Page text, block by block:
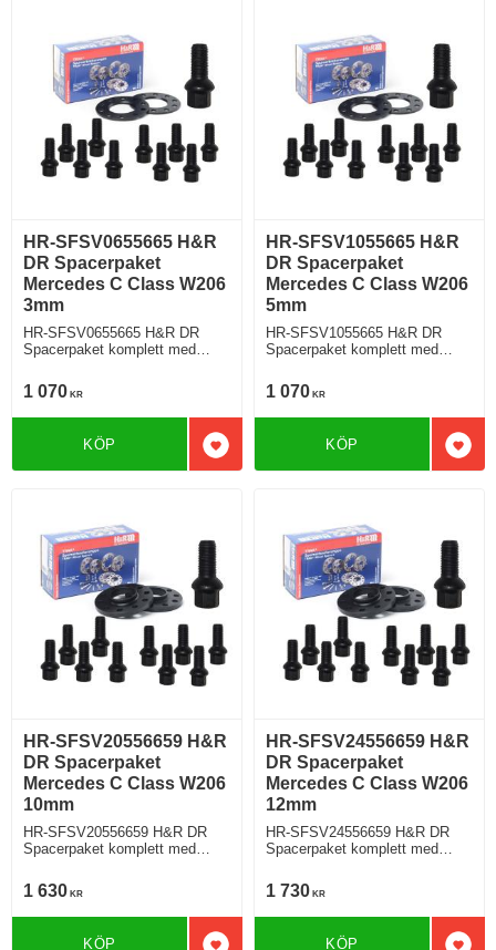
HR-SFSV0655665 H&R
DR Spacerpaket
Mercedes C Class W206
3mm
HR-SFSV0655665 H&R DR
Spacerpaket komplett med
Class W206 Tjocklek spacer
3mm
1 070 KR
Lägg till i favoriter
KÖP
HR-SFSV1055665 H&R
DR Spacerpaket
Mercedes C Class W206
5mm
HR-SFSV1055665 H&R DR
Spacerpaket komplett med
Class W206 Tjocklek spacer
5mm
1 070 KR
KÖP
HR-SFSV20556659 H&R
DR Spacerpaket
Mercedes C Class W206
10mm
HR-SFSV20556659 H&R DR
Spacerpaket komplett med
Class W206 Tjocklek spacer
10mm
1 630 KR
KÖP
HR-SFSV24556659 H&R
DR Spacerpaket
Mercedes C Class W206
12mm
HR-SFSV24556659 H&R DR
Spacerpaket komplett med
Class W206 Tjocklek spacer
12mm
1 730 KR
KÖP